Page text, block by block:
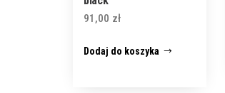
91,00 zł
Dodaj do koszyka